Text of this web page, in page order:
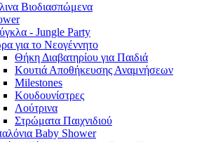
Βιοδιασπώμενα
- Jungle Party
για το Νεογέννητο
Θήκη Διαβατηρίου για Παιδιά
Κουτιά Αποθήκευσης Αναμνήσεων
Milestones
Κουδουνίστρες
Λούτρινα
Στρώματα Παιχνιδιού
Baby Shower